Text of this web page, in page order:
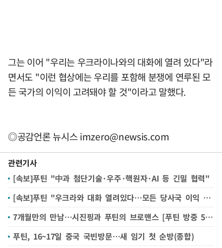
그는 이어 "우리는 우크라이나와의 대화에 열려 있다"라
면서도 "이런 협상에는 우리를 포함해 분쟁에 연루된 모
든 국가의 이익이 고려돼야 할 것"이라고 말했다.
◎공감언론 뉴시스imzero@newsis.com
관련기사
[속보]푸틴 "中과 첨단기술·우주·핵원자·AI 등 긴밀 협력"
[속보]푸틴 "우크라와 대화 열려있다…모든 당사국 이익 고려돼야"
7개월만의 만남…시진핑과 푸틴의 브로맨스 [푸틴 방중 5대 포인트①]
푸틴, 16~17일 중국 국빈방문…새 임기 첫 순방(종합)